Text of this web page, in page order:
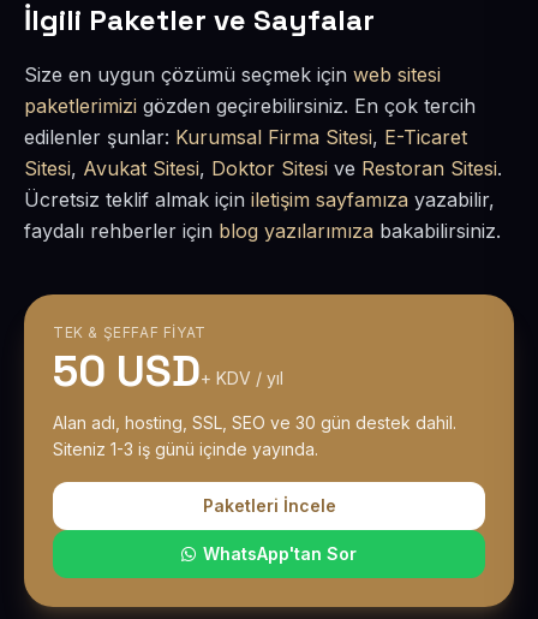
İlgili Paketler ve Sayfalar
Size en uygun çözümü seçmek için web sitesi
paketlerimizi gözden geçirebilirsiniz. En çok tercih
edilenler şunlar: Kurumsal Firma Sitesi, E-Ticaret
Sitesi, Avukat Sitesi, Doktor Sitesi ve Restoran Sitesi.
Ücretsiz teklif almak için iletişim sayfamıza yazabilir,
faydalı rehberler için blog yazılarımıza bakabilirsiniz.
TEK & ŞEFFAF FIYAT
50 USD+ KDV / yıl
Alan adı, hosting, SSL, SEO ve 30 gün destek dahil.
Siteniz 1-3 iş günü içinde yayında.
Paketleri İncele
WhatsApp'tan Sor